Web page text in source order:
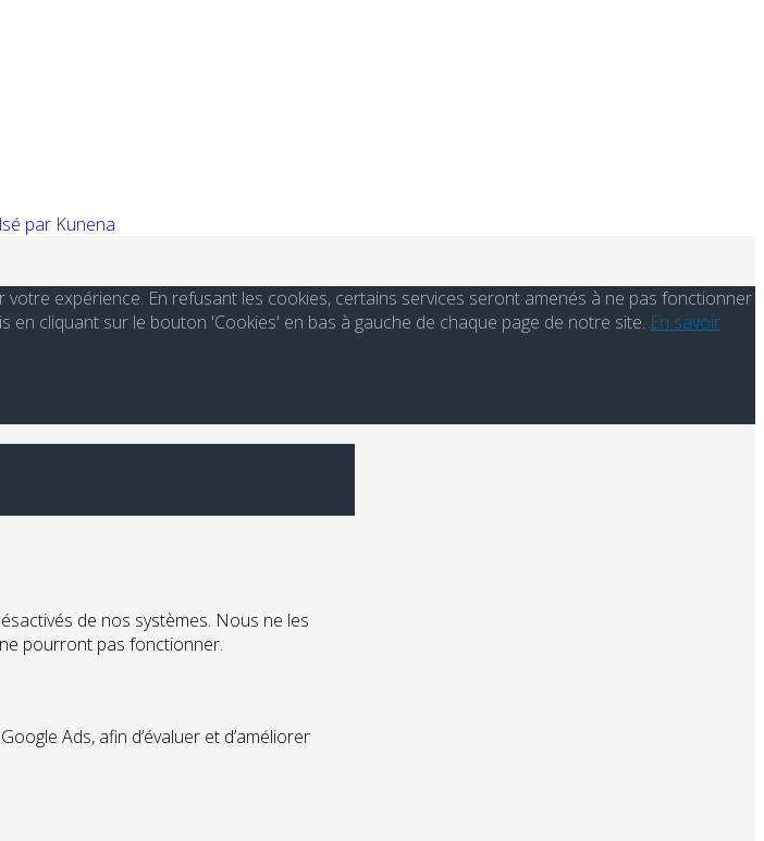
par Kunena
expérience. En refusant les cookies, certains services seront amenés à ne pas fonctionner
cliquant sur le bouton 'Cookies' en bas à gauche de chaque page de notre site. En savoir
de nos systèmes. Nous ne les
pourront pas fonctionner.
Ads, afin d’évaluer et d’améliorer